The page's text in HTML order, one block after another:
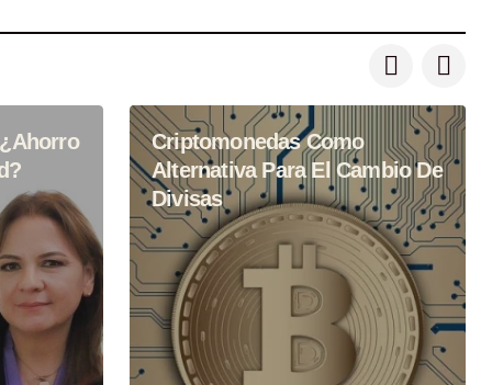
Criptomonedas Como
Alternativa Para El Cambio De
Divisas